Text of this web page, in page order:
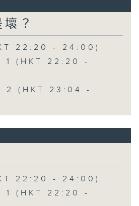
？
22:20 - 24:00)
1 (HKT 22:20 -
2 (HKT 23:04 -
22:20 - 24:00)
1 (HKT 22:20 -